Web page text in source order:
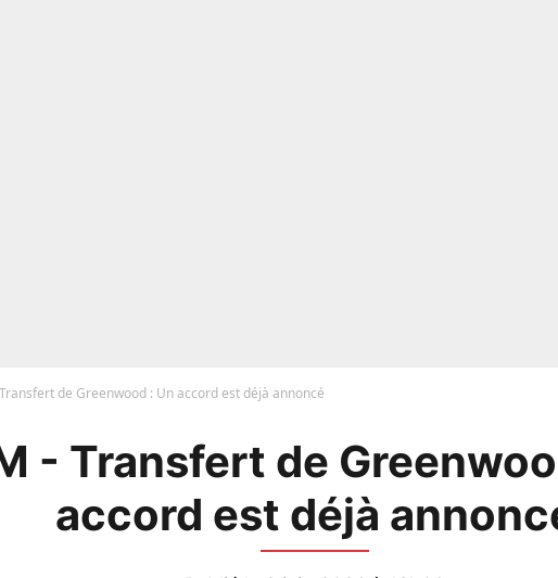
de Greenwood : Un accord est déjà annoncé
- Transfert de
accord est déjà